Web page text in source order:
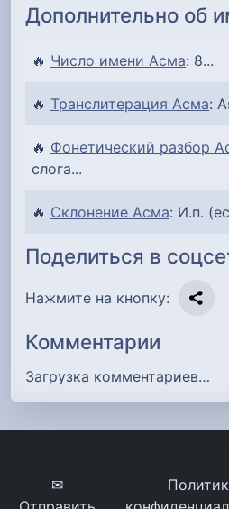
Дополнительно об
🔥 Число имени Асма: 8...
🔥 Транслитерация Асма:
🔥 Фонетический разбор
слога...
🔥 Склонение Асма: И.п.
Поделиться в
Нажмите на кнопку:
Комментарии
Загрузка комментариев…
✉